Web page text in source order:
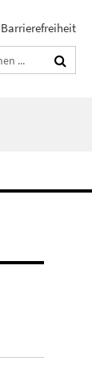
Barrierefreiheit